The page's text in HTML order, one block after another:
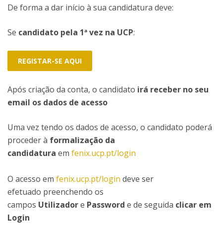
De forma a dar início à sua candidatura deve:
Se candidato pela 1ª vez na UCP:
REGISTAR-SE AQUI
Após criação da conta, o candidato irá receber no seu
email os dados de acesso
Uma vez tendo os dados de acesso, o candidato poderá
proceder à formalização da
candidatura em fenix.ucp.pt/login
O acesso em fenix.ucp.pt/login deve ser
efetuado preenchendo os
campos Utilizadore Password e de seguida clicar em
Login